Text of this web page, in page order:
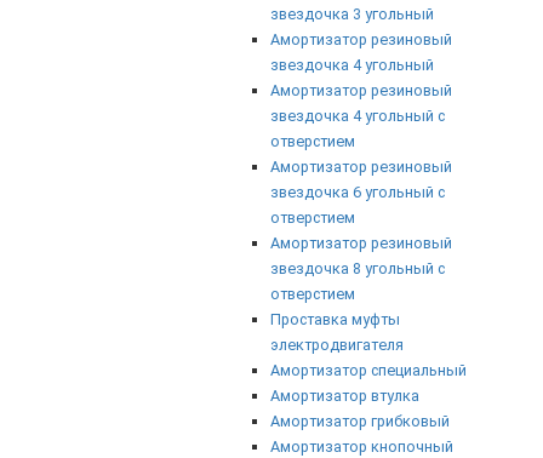
звездочка 3 угольный
Амортизатор резиновый
звездочка 4 угольный
Амортизатор резиновый
звездочка 4 угольный с
отверстием
Амортизатор резиновый
звездочка 6 угольный с
отверстием
Амортизатор резиновый
звездочка 8 угольный с
отверстием
Проставка муфты
электродвигателя
Амортизатор специальный
Амортизатор втулка
Амортизатор грибковый
Амортизатор кнопочный